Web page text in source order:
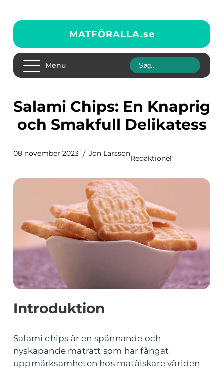
MATFÖRALLA.se
Menu
Salami Chips: En Knaprig
och Smakfull Delikatess
08 november 2023 Jon Larsson
Redaktionel
Introduktion
Salami chips är en spännande och
nyskapande maträtt som har fångat
uppmärksamheten hos matälskare världen